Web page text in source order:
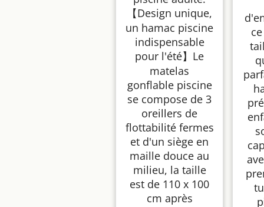
【Design unique,
un hamac piscine
indispensable
pour l'été】Le
matelas
gonflable piscine
se compose de 3
oreillers de
flottabilité fermes
et d'un siège en
maille douce au
milieu, la taille
est de 110 x 100
cm après